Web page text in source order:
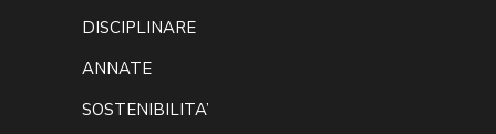
DISCIPLINARE
ANNATE
SOSTENIBILITA’